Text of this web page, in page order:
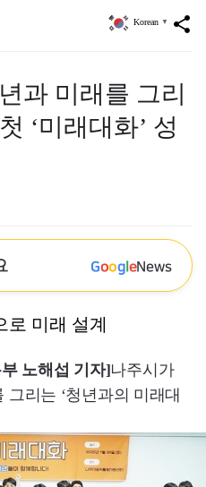
share
Korean ▼
과 미래를 그리
‘미래대화’ 성
GoogleNews
로 미래 설계
노해섭 기자]나주시가
그리는 ‘청년과의 미래대